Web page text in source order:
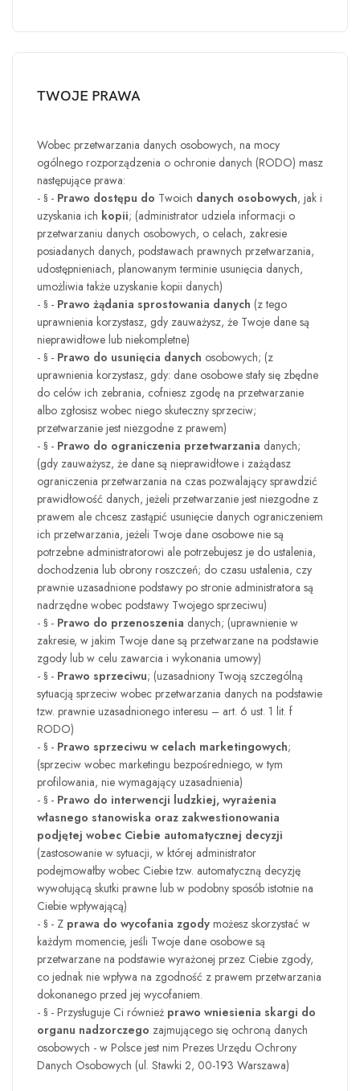
TWOJE PRAWA
Wobec przetwarzania danych osobowych, na mocy
ogólnego rozporządzenia o ochronie danych (RODO) masz
następujące prawa:
- § - Prawo dostępu do Twoich danych osobowych, jak i
uzyskania ich kopii; (administrator udziela informacji o
przetwarzaniu danych osobowych, o celach, zakresie
posiadanych danych, podstawach prawnych przetwarzania,
udostępnieniach, planowanym terminie usunięcia danych,
umożliwia także uzyskanie kopii danych)
- § - Prawo żądania sprostowania danych (z tego
uprawnienia korzystasz, gdy zauważysz, że Twoje dane są
nieprawidłowe lub niekompletne)
- § - Prawo do usunięcia danych osobowych; (z
uprawnienia korzystasz, gdy: dane osobowe stały się zbędne
do celów ich zebrania, cofniesz zgodę na przetwarzanie
albo zgłosisz wobec niego skuteczny sprzeciw;
przetwarzanie jest niezgodne z prawem)
- § - Prawo do ograniczenia przetwarzania danych;
(gdy zauważysz, że dane są nieprawidłowe i zażądasz
ograniczenia przetwarzania na czas pozwalający sprawdzić
prawidłowość danych, jeżeli przetwarzanie jest niezgodne z
prawem ale chcesz zastąpić usunięcie danych ograniczeniem
ich przetwarzania, jeżeli Twoje dane osobowe nie są
potrzebne administratorowi ale potrzebujesz je do ustalenia,
dochodzenia lub obrony roszczeń; do czasu ustalenia, czy
prawnie uzasadnione podstawy po stronie administratora są
nadrzędne wobec podstawy Twojego sprzeciwu)
- § - Prawo do przenoszenia danych; (uprawnienie w
zakresie, w jakim Twoje dane są przetwarzane na podstawie
zgody lub w celu zawarcia i wykonania umowy)
- § - Prawo sprzeciwu; (uzasadniony Twoją szczególną
sytuacją sprzeciw wobec przetwarzania danych na podstawie
tzw. prawnie uzasadnionego interesu – art. 6 ust. 1 lit. f
RODO)
- § - Prawo sprzeciwu w celach marketingowych;
(sprzeciw wobec marketingu bezpośredniego, w tym
profilowania, nie wymagający uzasadnienia)
- § - Prawo do interwencji ludzkiej, wyrażenia
własnego stanowiska oraz zakwestionowania
podjętej wobec Ciebie automatycznej decyzji
(zastosowanie w sytuacji, w której administrator
podejmowałby wobec Ciebie tzw. automatyczną decyzję
wywołującą skutki prawne lub w podobny sposób istotnie na
Ciebie wpływającą)
- § - Z prawa do wycofania zgody możesz skorzystać w
każdym momencie, jeśli Twoje dane osobowe są
przetwarzane na podstawie wyrażonej przez Ciebie zgody,
co jednak nie wpływa na zgodność z prawem przetwarzania
dokonanego przed jej wycofaniem.
- § - Przysługuje Ci również prawo wniesienia skargi do
organu nadzorczego zajmującego się ochroną danych
osobowych - w Polsce jest nim Prezes Urzędu Ochrony
Danych Osobowych (ul. Stawki 2, 00-193 Warszawa)